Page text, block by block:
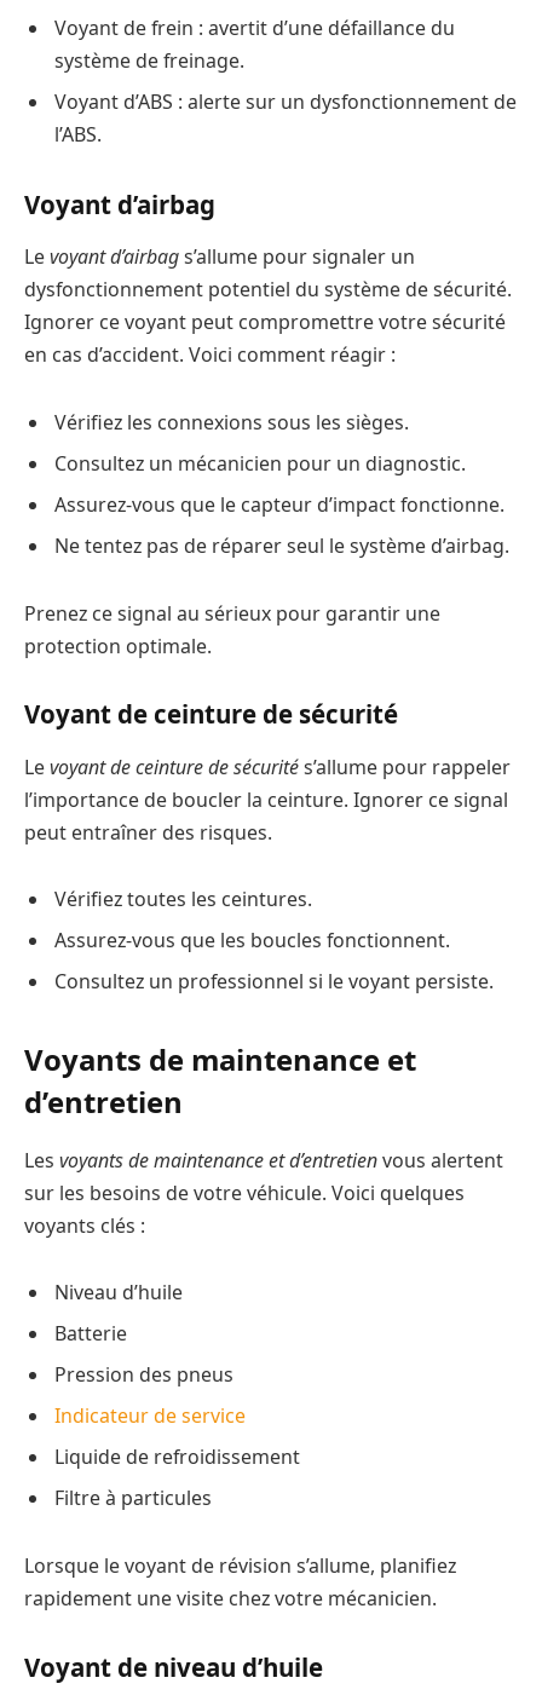
Voyant de frein : avertit d’une défaillance du
système de freinage.
Voyant d’ABS : alerte sur un dysfonctionnement de
l’ABS.
Voyant d’airbag
Levoyant d’airbags’allume pour signaler un
dysfonctionnement potentiel du système de sécurité.
Ignorer ce voyant peut compromettre votre sécurité
en cas d’accident. Voici comment réagir :
Vérifiez les connexions sous les sièges.
Consultez un mécanicien pour un diagnostic.
Assurez-vous que le capteur d’impact fonctionne.
Ne tentez pas de réparer seul le système d’airbag.
Prenez ce signal au sérieux pour garantir une
protection optimale.
Voyant de ceinture de sécurité
Levoyant de ceinture de sécurités’allume pour rappeler
l’importance de boucler la ceinture. Ignorer ce signal
peut entraîner des risques.
Vérifiez toutes les ceintures.
Assurez-vous que les boucles fonctionnent.
Consultez un professionnel si le voyant persiste.
Voyants de maintenance et
d’entretien
Les voyants de maintenance et d’entretienvous alertent
sur les besoins de votre véhicule. Voici quelques
voyants clés :
Niveau d’huile
Batterie
Pression des pneus
Indicateur de service
Liquide de refroidissement
Filtre à particules
Lorsque le voyant de révision s’allume, planifiez
rapidement une visite chez votre mécanicien.
Voyant de niveau d’huile